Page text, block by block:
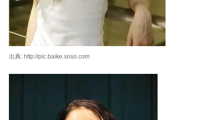
出典: http://pic.baike.soso.com